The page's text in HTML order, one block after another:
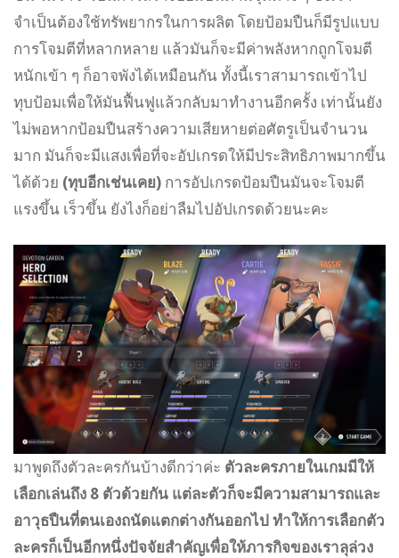
จำเป็นต้องใช้ทรัพยากรในการผลิต โดยป้อมปืนก็มีรูปแบบ
การโจมตีที่หลากหลาย แล้วมันก็จะมีค่าพลังหากถูกโจมตี
หนักเข้า ๆ ก็อาจพังได้เหมือนกัน ทั้งนี้เราสามารถเข้าไป
ทุบป้อมเพื่อให้มันฟื้นฟูแล้วกลับมาทำงานอีกครั้ง เท่านั้นยัง
ไม่พอหากป้อมปืนสร้างความเสียหายต่อศัตรูเป็นจำนวน
มาก มันก็จะมีแสงเพื่อที่จะอัปเกรดให้มีประสิทธิภาพมากขึ้น
ได้ด้วย (ทุบอีกเช่นเคย) การอัปเกรดป้อมปืนมันจะโจมตี
แรงขึ้น เร็วขึ้น ยังไงก็อย่าลืมไปอัปเกรดด้วยนะคะ
มาพูดถึงตัวละครกันบ้างดีกว่าค่ะ ตัวละครภายในเกมมีให้
เลือกเล่นถึง 8 ตัวด้วยกัน แต่ละตัวก็จะมีความสามารถและ
อาวุธปืนที่ตนเองถนัดแตกต่างกันออกไป ทำให้การเลือกตัว
ละครก็เป็นอีกหนึ่งปัจจัยสำคัญเพื่อให้ภารกิจของเราลุล่วง